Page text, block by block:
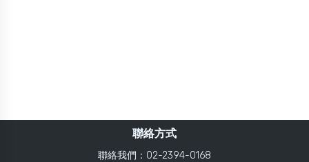
聯絡方式
聯絡我們：02-2394-0168